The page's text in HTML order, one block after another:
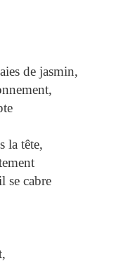
de jasmin,
la tête,
se cabre